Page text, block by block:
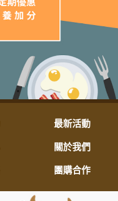
最新活動
關於我們
團購合作